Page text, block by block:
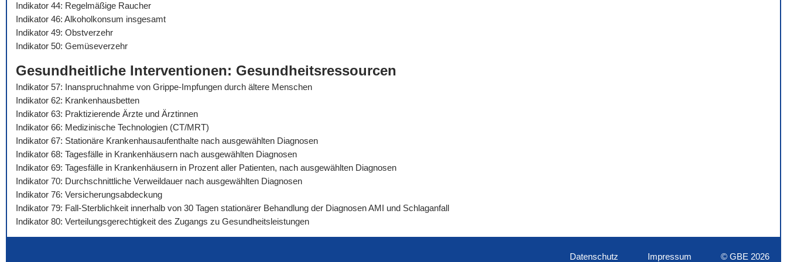
Indikator 44: Regelmäßige Raucher
Indikator 46: Alkoholkonsum insgesamt
Indikator 49: Obstverzehr
Indikator 50: Gemüseverzehr
Gesundheitliche Interventionen: Gesundheitsressourcen
Indikator 57: Inanspruchnahme von Grippe-Impfungen durch ältere Menschen
Indikator 62: Krankenhausbetten
Indikator 63: Praktizierende Ärzte und Ärztinnen
Indikator 66: Medizinische Technologien (CT/MRT)
Indikator 67: Stationäre Krankenhausaufenthalte nach ausgewählten Diagnosen
Indikator 68: Tagesfälle in Krankenhäusern nach ausgewählten Diagnosen
Indikator 69: Tagesfälle in Krankenhäusern in Prozent aller Patienten, nach ausgewählten Diagnosen
Indikator 70: Durchschnittliche Verweildauer nach ausgewählten Diagnosen
Indikator 76: Versicherungsabdeckung
Indikator 79: Fall-Sterblichkeit innerhalb von 30 Tagen stationärer Behandlung der Diagnosen AMI und Schlaganfall
Indikator 80: Verteilungsgerechtigkeit des Zugangs zu Gesundheitsleistungen
Datenschutz Impressum © GBE 2026